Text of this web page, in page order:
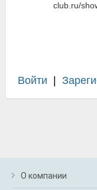
club.ru/
Войти
О компании